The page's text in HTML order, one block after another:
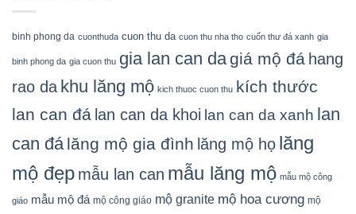
binh phong da cuonthuda cuon thu da cuon thu nha tho cuốn thư đá xanh gia
binh phong da gia cuon thu gia lan can dagiá mộ đá hang
rao da khu lăng mộ kich thuoc cuon thu kích thước
lan can đá lan can da khoi lan can da xanh lan
can đá lăng mộ gia đình lăng mộ họ lăng
mộ đẹp mẫu lan can mẫu lăng mộ mẫu mộ công
giáo mẫu mộ đá mộ công giáo mộ granite mộ hoa cương mộ